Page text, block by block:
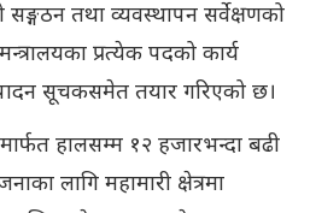
सङ्गठन तथा व्यवस्थापन सर्वेक्षणको
प्रत्येक पदको कार्य
सूचकसमेत तयार गरिएको छ।
हालसम्म १२ हजारभन्दा बढी
लागि महामारी क्षेत्रमा